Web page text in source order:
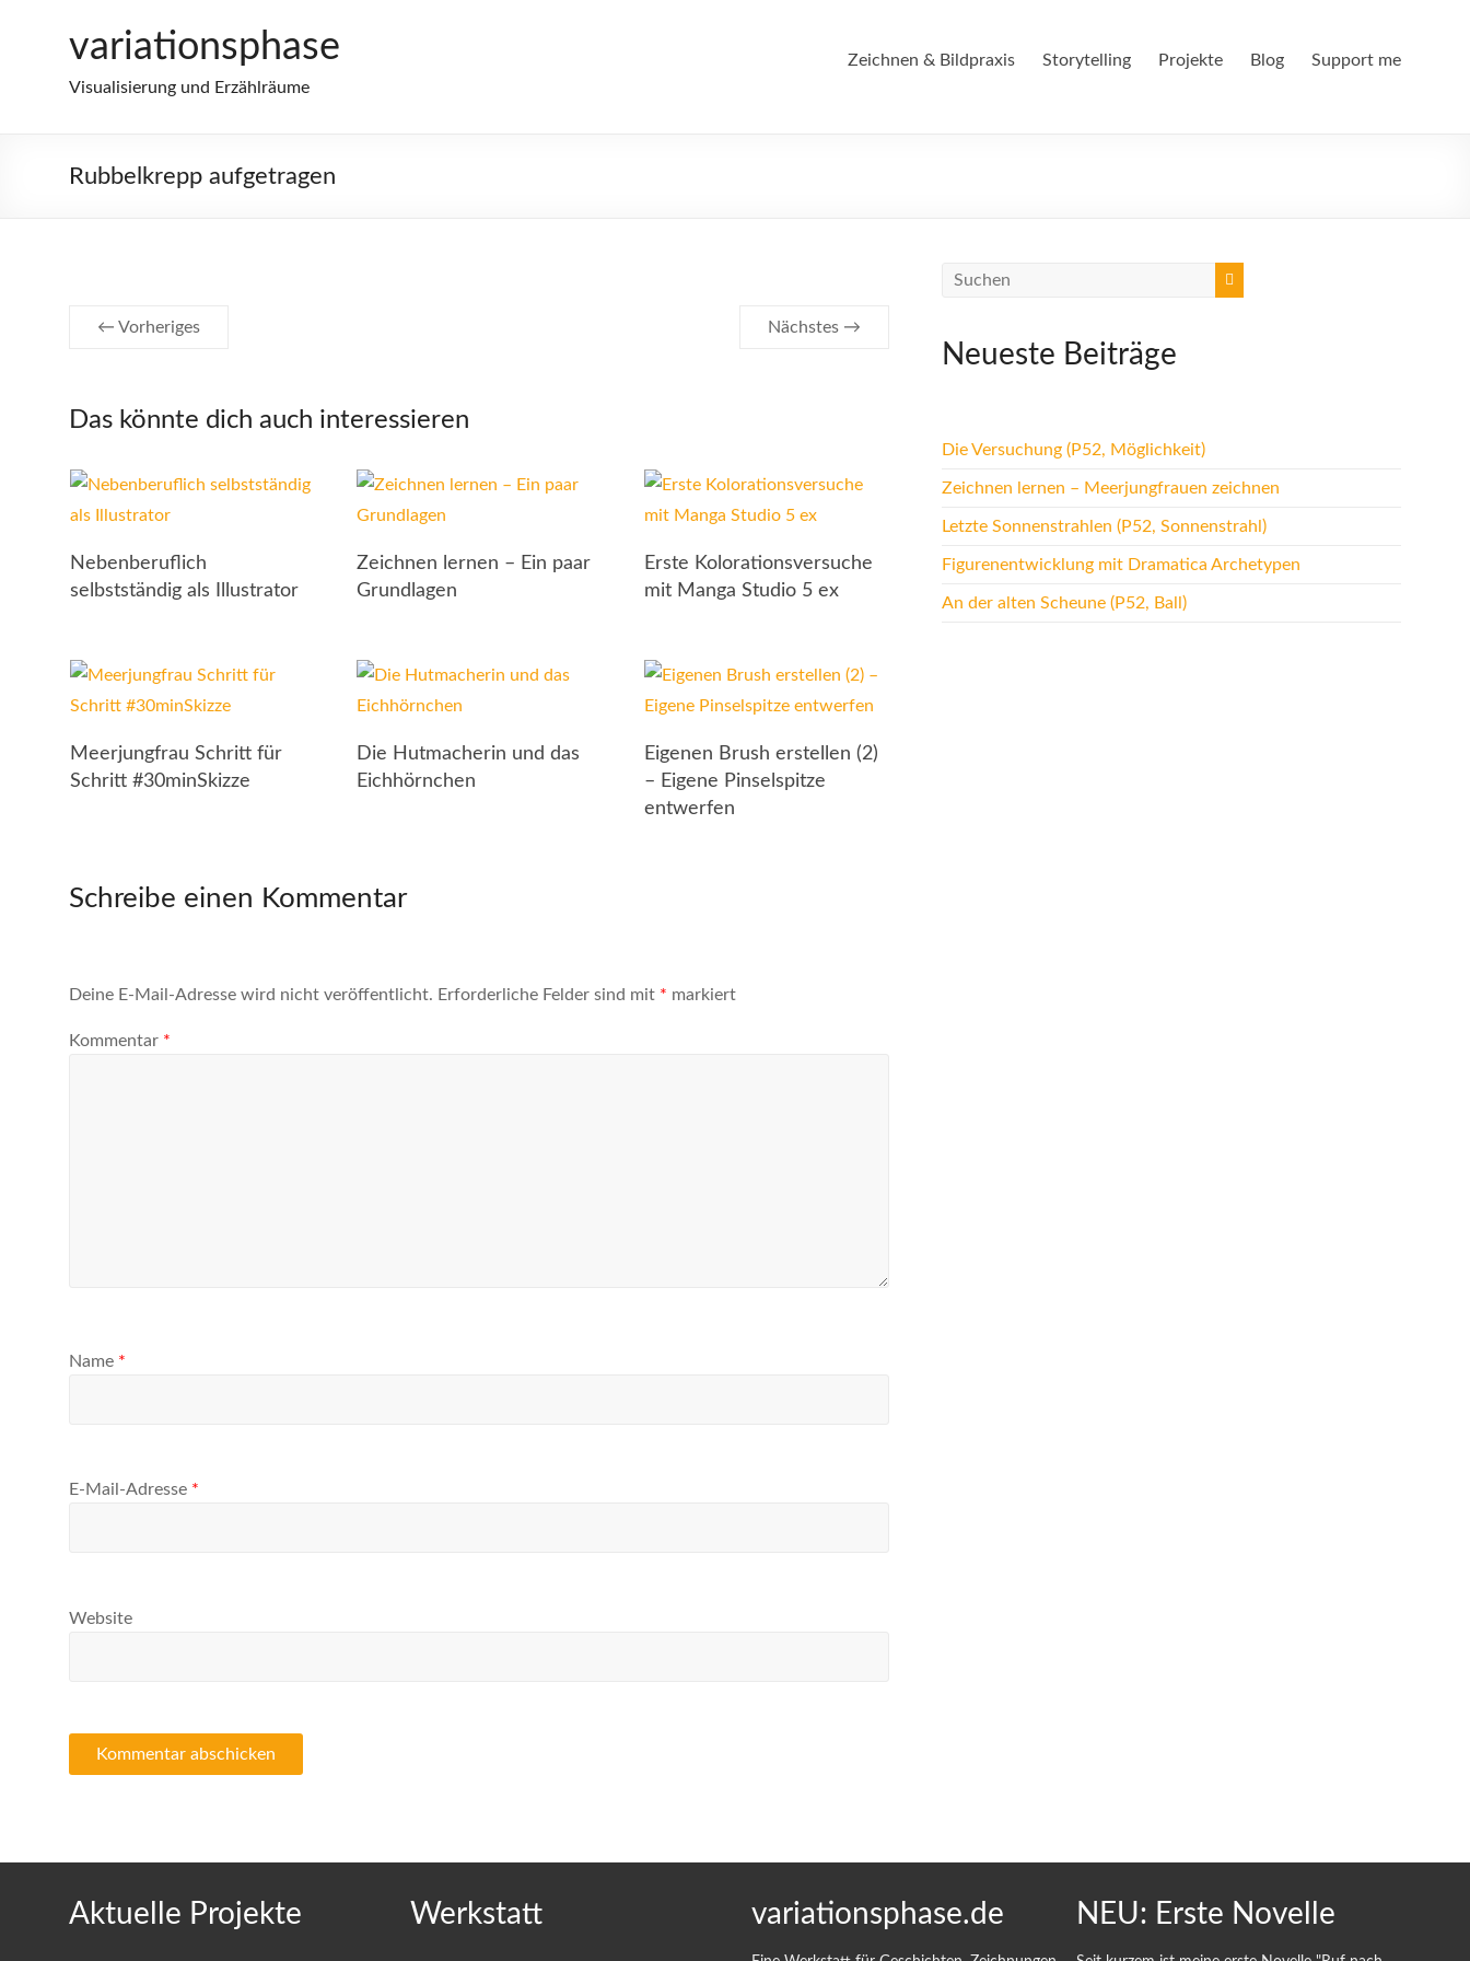
variationsphase
Visualisierung und Erzählräume
Zeichnen & Bildpraxis Storytelling Projekte Blog Support me
Rubbelkrepp aufgetragen
← Vorheriges Nächstes →
Das könnte dich auch interessieren
Nebenberuflich
selbstständig als Illustrator
Zeichnen lernen – Ein paar
Grundlagen
Erste Kolorationsversuche
mit Manga Studio 5 ex
Meerjungfrau Schritt für
Schritt #30minSkizze
Die Hutmacherin und das
Eichhörnchen
Eigenen Brush erstellen (2)
– Eigene Pinselspitze
entwerfen
Schreibe einen Kommentar
Deine E-Mail-Adresse wird nicht veröffentlicht. Erforderliche Felder sind mit * markiert
Kommentar *
Name *
E-Mail-Adresse *
Website
Neueste Beiträge
Die Versuchung (P52, Möglichkeit)
Zeichnen lernen – Meerjungfrauen zeichnen
Letzte Sonnenstrahlen (P52, Sonnenstrahl)
Figurenentwicklung mit Dramatica Archetypen
An der alten Scheune (P52, Ball)
Aktuelle Projekte Werkstatt variationsphase.de NEU: Erste Novelle